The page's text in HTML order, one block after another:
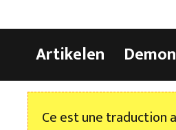
Artikelen
Ce est une traduction